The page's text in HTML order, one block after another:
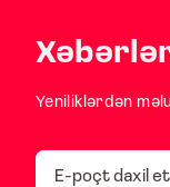
Yeniliklərdən